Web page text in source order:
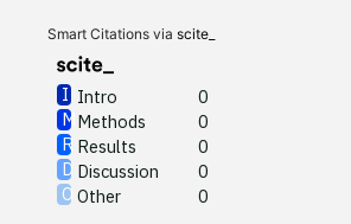
Smart Citations via scite_
Intro
0
Methods
0
Results
0
Discussion
0
Other
0